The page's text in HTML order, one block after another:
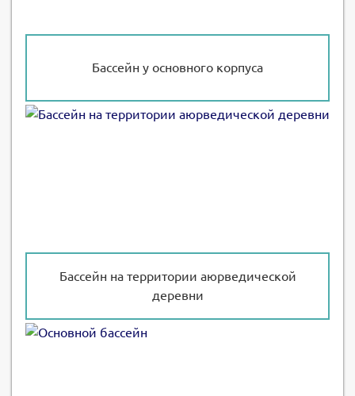
Бассейн у основного корпуса
Бассейн на территории аюрведической
деревни